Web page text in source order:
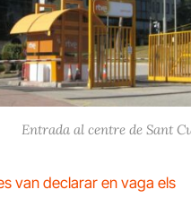
Entrada al centre de Sant
van declarar en vaga els